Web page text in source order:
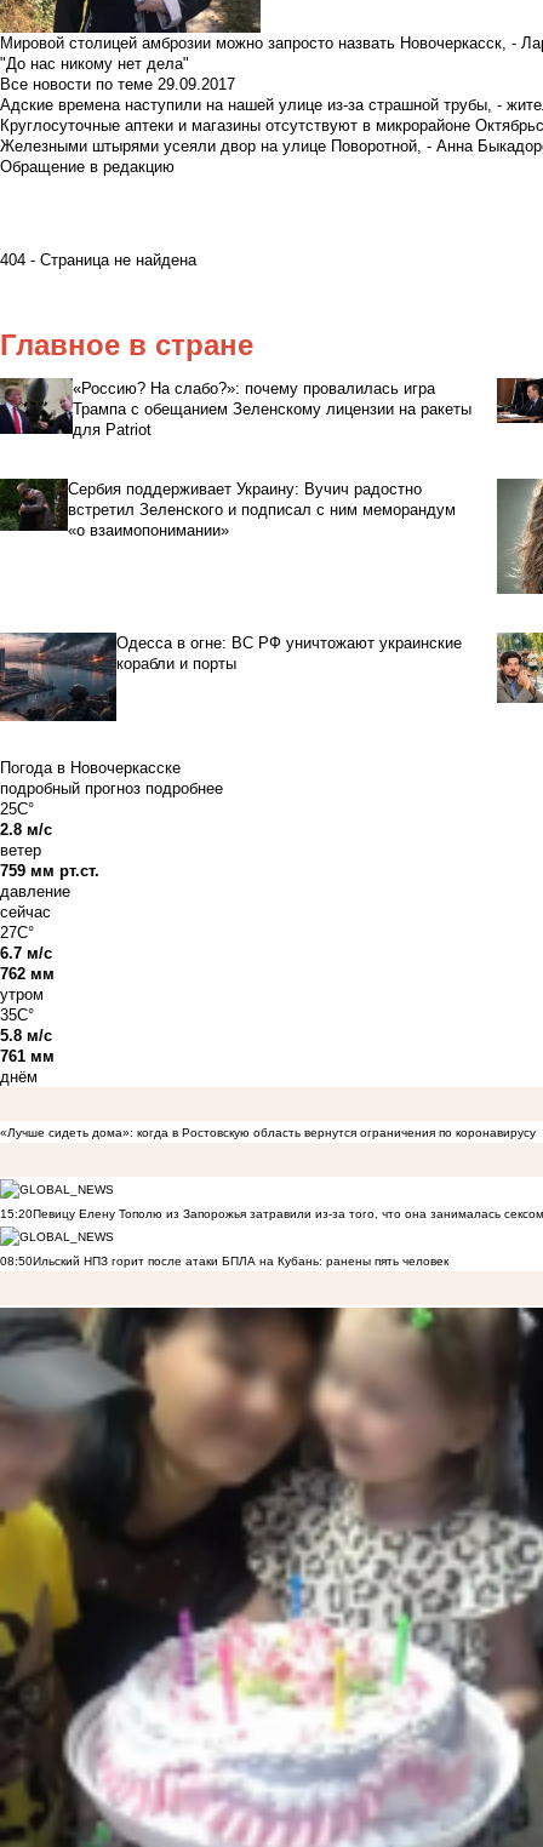
Мировой столицей амброзии можно запросто назвать Новочеркасск, -
"До нас никому нет дела"
Все новости по теме 29.09.2017
Адские времена наступили на нашей улице из-за страшной трубы, -
Круглосуточные аптеки и магазины отсутствуют в микрорайоне
Железными штырями усеяли двор на улице Поворотной, - Анна
Обращение в редакцию
404 - Страница не найдена
Главное в стране
«Россию? На слабо?»: почему провалилась игра
Трампа с обещанием Зеленскому лицензии на ракеты
для Patriot
Сербия поддерживает Украину: Вучич радостно
встретил Зеленского и подписал с ним меморандум
«о взаимопонимании»
Одесса в огне: ВС РФ уничтожают украинские
корабли и порты
Погода в Новочеркасске
подробный прогноз подробнее
25C°
2.8 м/с
ветер
759 мм рт.ст.
давление
сейчас
27C°
6.7 м/с
762 мм
утром
35C°
5.8 м/с
761 мм
днём
«Лучше сидеть дома»: когда в Ростовскую область вернутся ограничения по коронавирусу
15:20Певицу Елену Тополю из Запорожья затравили из-за того, что она занималась
08:50Ильский НПЗ горит после атаки БПЛА на Кубань: ранены пять человек